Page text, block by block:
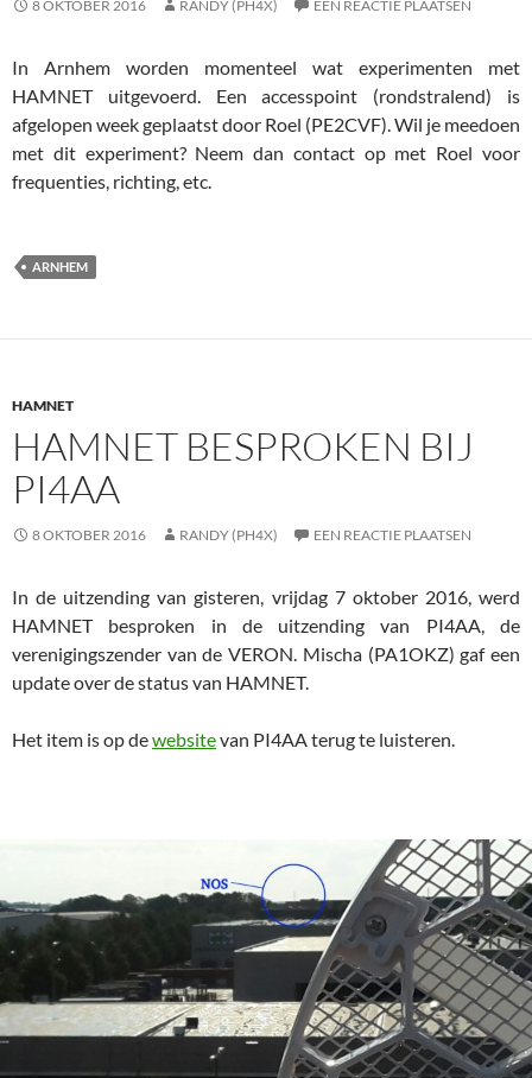
8 OKTOBER 2016 RANDY (PH4X) EEN REACTIE PLAATSEN
In Arnhem worden momenteel wat experimenten met
HAMNET uitgevoerd. Een accesspoint (rondstralend) is
afgelopen week geplaatst door Roel (PE2CVF). Wil je meedoen
met dit experiment? Neem dan contact op met Roel voor
frequenties, richting, etc.
ARNHEM
HAMNET
HAMNET BESPROKEN BIJ
PI4AA
8 OKTOBER 2016 RANDY (PH4X) EEN REACTIE PLAATSEN
In de uitzending van gisteren, vrijdag 7 oktober 2016, werd
HAMNET besproken in de uitzending van PI4AA, de
verenigingszender van de VERON. Mischa (PA1OKZ) gaf een
update over de status van HAMNET.
Het item is op dewebsitevan PI4AA terug te luisteren.